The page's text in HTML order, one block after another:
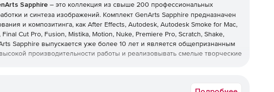
Sapphire – это коллекция из свыше 200 профессиональных
и синтеза изображений. Комплект GenArts Sapphire предназначен
и композитинга, как After Effects, Autodesk, Autodesk Smoke for Mac,
Cut Pro, Fusion, Mistika, Motion, Nuke, Premiere Pro, Scratch, Shake,
Sapphire выпускается уже более 10 лет и является общепризнанным
производительности работы и реализовывать смелые творческие